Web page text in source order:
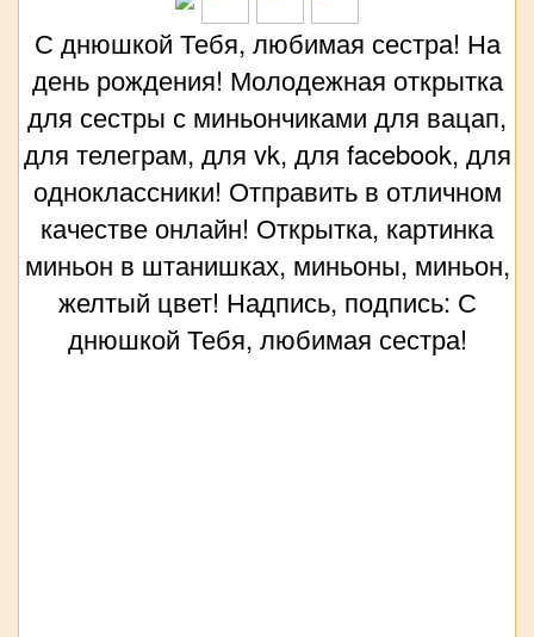
С днюшкой Тебя, любимая сестра! На
день рождения! Молодежная открытка
для сестры с миньончиками для вацап,
для телеграм, для vk, для facebook, для
одноклассники! Отправить в отличном
качестве онлайн! Открытка, картинка
миньон в штанишках, миньоны, миньон,
желтый цвет! Надпись, подпись: С
днюшкой Тебя, любимая сестра!